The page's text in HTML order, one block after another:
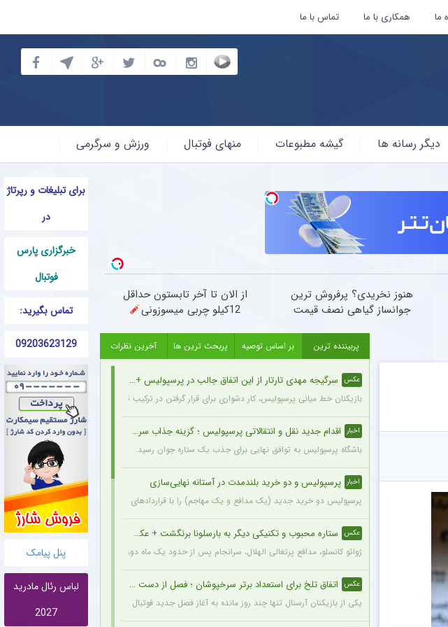
ما همکاری با ما تماس با ما
دیگر رسانه ها گیشه مطبوعات منهای فوتبال ورزش و سرگرمی
برای تبلیغات و رپرتاژ
در
خبرگزاری پارس
فوتبال
تماس بگیرید:
09203623129
پنل پیامک
لباس رئال مادرید
2027
هنوز نخریدی؟ پرفروش ترین
جوانساز گیاهی نصف قیمت
از الان تا آخر تابستون حداقل
12کیلو چربی میسوزونی
پربیننده ترین بر اساس توصیه پربحث ترین ها آخرین نظرات
عکس سرگیجه مهدی تارتار از این اتفاق جالب در پرسپولیس + عکس
بازیکنان خط میانی پرسپولیس، کار دشواری برای قرار گرفتن در ترکیب ثابت این تیم خواهند داشت.
اخبار اقدام جدید نقل و انتقالاتی پرسپولیس ؛ گزینه جذاب سرخپوش می شود؟
باشگاه پرسپولیس به توافق نهایی برای جذب یک ستاره جوان رسید.
اخبار پرسپولیس و دو خرید بلندمدت در آستانه نهایی‌سازی
پرسپولیس دو خرید جدید (یک مدافع و یک مهاجم) را با قراردادهای بلندمدت نهایی کرده و امروز قرارداد
عکس ستاره محبوب و تکنیکی دیگر به بارسلونا برنگشت + عکس
ژوائو کانسلو، مدافع پرتغالی الهلال، سرانجام پس از حدود یک ماه دوری، به باشگاه عربستانی بازگشت.
عکس اتفاق تلخ برای استعداد برتر سرخپوشان ؛ فصل از دست رفت ؟ + عکس
یکی از بازیکنان آرسنال تنها چند روز مانده به آغاز فصل جدید فوتبال انگلیس، دچار مصدومیتی بسیار